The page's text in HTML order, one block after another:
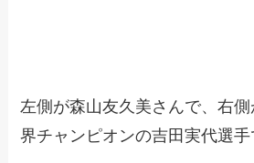
左側が森山友久美さんで、右
界チャンピオンの吉田実代選手